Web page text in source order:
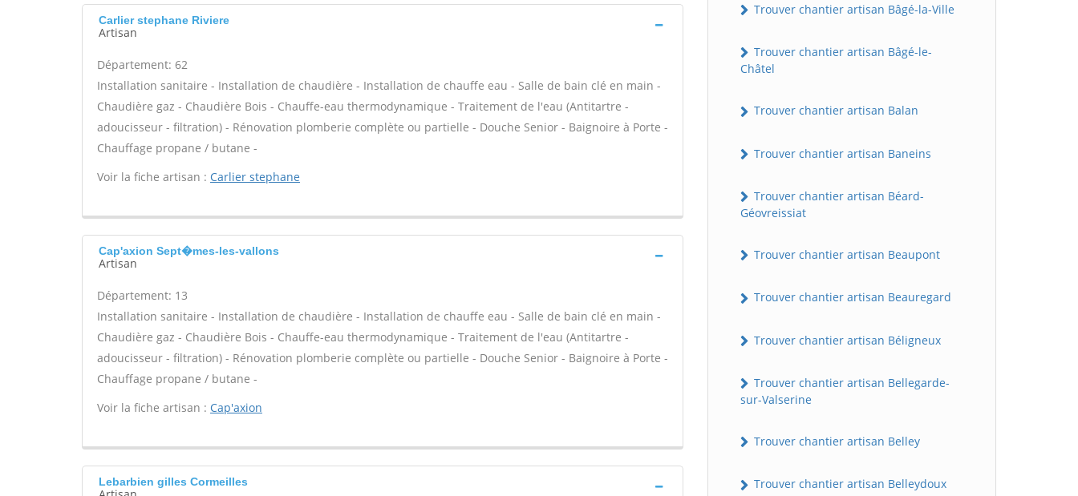
Carlier stephane Riviere
Artisan
Département: 62
Installation sanitaire - Installation de chaudière - Installation de chauffe eau - Salle de bain clé en main -
Chaudière gaz - Chaudière Bois - Chauffe-eau thermodynamique - Traitement de l'eau (Antitartre -
adoucisseur - filtration) - Rénovation plomberie complète ou partielle - Douche Senior - Baignoire à Porte -
Chauffage propane / butane -
Voir la fiche artisan : Carlier stephane
Cap'axion Sept�mes-les-vallons
Artisan
Département: 13
Installation sanitaire - Installation de chaudière - Installation de chauffe eau - Salle de bain clé en main -
Chaudière gaz - Chaudière Bois - Chauffe-eau thermodynamique - Traitement de l'eau (Antitartre -
adoucisseur - filtration) - Rénovation plomberie complète ou partielle - Douche Senior - Baignoire à Porte -
Chauffage propane / butane -
Voir la fiche artisan : Cap'axion
Lebarbien gilles Cormeilles
Trouver chantier artisan Bâgé-la-Ville
Trouver chantier artisan Bâgé-le-
Châtel
Trouver chantier artisan Balan
Trouver chantier artisan Baneins
Trouver chantier artisan Béard-
Géovreissiat
Trouver chantier artisan Beaupont
Trouver chantier artisan Beauregard
Trouver chantier artisan Béligneux
Trouver chantier artisan Bellegarde-
sur-Valserine
Trouver chantier artisan Belley
Trouver chantier artisan Belleydoux